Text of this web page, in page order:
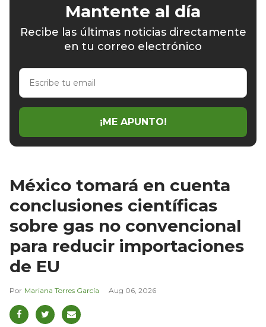
Mantente al día
Recibe las últimas noticias directamente
en tu correo electrónico
Escribe
email
¡ME APUNTO!
México tomará en cuenta
conclusiones científicas
sobre gas no convencional
para reducir importaciones
de EU
Mariana Torres García Aug 06, 2026